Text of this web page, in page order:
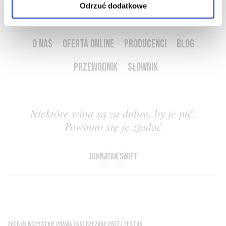
Odrzuć dodatkowe
O NAS OFERTA ONLINE PRODUCENCI
BLOG
PRZEWODNIK
SŁOWNIK
Niektóre wina są za dobre, by je pić.
Powinno się je zjadać
Johnatan Swift